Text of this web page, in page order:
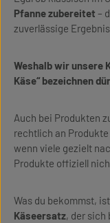
Pfannezubereitet –
zuverlässige
Weshalb wir unsere
Käse“ bezeichnen
Auch bei Produkten
rechtlich an Produkte
wenn viele gezielt
Produkte offiziell
Was du bekommst,
Käseersatz, der sich